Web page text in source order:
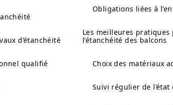
d’étanchéité
qualifié
Obligations liées à
Les meilleures
l’étanchéité des balcons
Choix des matériaux
Suivi régulier de l’état